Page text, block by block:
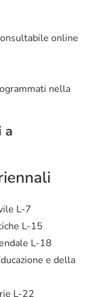
online
nella
a
L-7
L-15
L-18
e della
L-22